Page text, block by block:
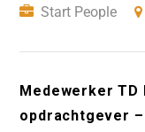
Start People
Medewerker TD
opdrachtgever